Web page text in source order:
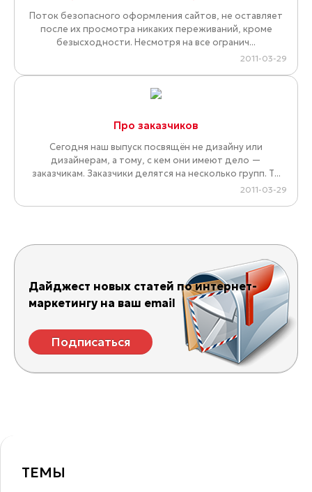
Поток безопасного оформления сайтов, не оставляет
после их просмотра никаких переживаний, кроме
безысходности. Несмотря на все огранич...
2011-03-29
Про заказчиков
Сегодня наш выпуск посвящён не дизайну или
дизайнерам, а тому, с кем они имеют дело —
заказчикам. Заказчики делятся на несколько групп. Т...
2011-03-29
Дайджест новых статей по интернет-
маркетингу на ваш email
Подписаться
ТЕМЫ